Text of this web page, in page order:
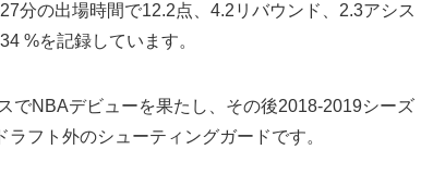
分の出場時間で12.2点、4.2リバウンド、2.3アシス
%を記録しています。
でNBAデビューを果たし、その後2018-2019シーズ
フト外のシューティングガードです。